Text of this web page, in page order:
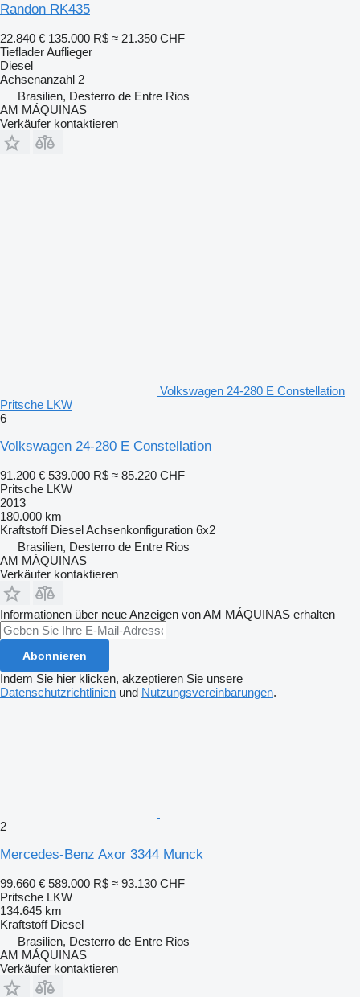
Randon RK435
22.840 € 135.000 R$ ≈ 21.350 CHF
Tieflader Auflieger
Diesel
Achsenanzahl 2
Brasilien, Desterro de Entre Rios
AM MÁQUINAS
Verkäufer kontaktieren
Volkswagen 24-280 E Constellation
Pritsche LKW
6
Volkswagen 24-280 E Constellation
91.200 € 539.000 R$ ≈ 85.220 CHF
Pritsche LKW
2013
180.000 km
Kraftstoff DieselAchsenkonfiguration 6x2
Brasilien, Desterro de Entre Rios
AM MÁQUINAS
Verkäufer kontaktieren
Informationen über neue Anzeigen von AM MÁQUINAS erhalten
Abonnieren
Indem Sie hier klicken, akzeptieren Sie unsere
Datenschutzrichtlinien und Nutzungsvereinbarungen.
2
Mercedes-Benz Axor 3344 Munck
99.660 € 589.000 R$ ≈ 93.130 CHF
Pritsche LKW
134.645 km
Kraftstoff Diesel
Brasilien, Desterro de Entre Rios
AM MÁQUINAS
Verkäufer kontaktieren